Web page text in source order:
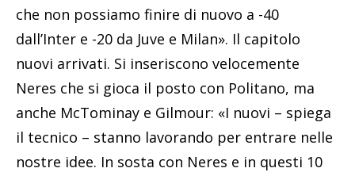
che non possiamo finire di nuovo a -40
dall’Inter e -20 da Juve e Milan». Il capitolo
nuovi arrivati. Si inseriscono velocemente
Neres che si gioca il posto con Politano, ma
anche McTominay e Gilmour: «I nuovi – spiega
il tecnico – stanno lavorando per entrare nelle
nostre idee. In sosta con Neres e in questi 10